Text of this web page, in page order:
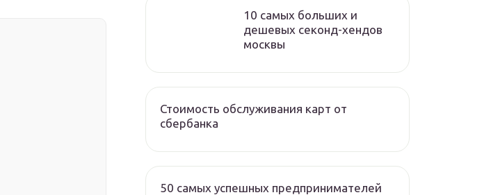
10 самых больших и
дешевых секонд-хендов
москвы
Стоимость обслуживания карт от
сбербанка
50 самых успешных предпринимателей